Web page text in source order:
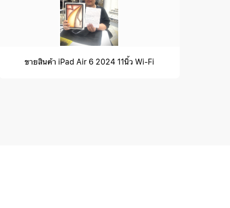
ขายสินค้า iPad Air 6 2024 11นิ้ว Wi-Fi